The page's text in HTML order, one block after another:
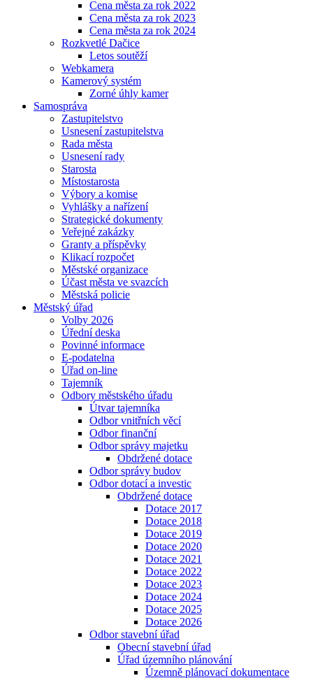
Cena města za rok 2022
Cena města za rok 2023
Cena města za rok 2024
Rozkvetlé Dačice
Letos soutěží
Webkamera
Kamerový systém
Zorné úhly kamer
Samospráva
Zastupitelstvo
Usnesení zastupitelstva
Rada města
Usnesení rady
Starosta
Místostarosta
Výbory a komise
Vyhlášky a nařízení
Strategické dokumenty
Veřejné zakázky
Granty a příspěvky
Klikací rozpočet
Městské organizace
Účast města ve svazcích
Městská policie
Městský úřad
Volby 2026
Úřední deska
Povinné informace
E-podatelna
Úřad on-line
Tajemník
Odbory městského úřadu
Útvar tajemníka
Odbor vnitřních věcí
Odbor finanční
Odbor správy majetku
Obdržené dotace
Odbor správy budov
Odbor dotací a investic
Obdržené dotace
Dotace 2017
Dotace 2018
Dotace 2019
Dotace 2020
Dotace 2021
Dotace 2022
Dotace 2023
Dotace 2024
Dotace 2025
Dotace 2026
Odbor stavební úřad
Obecní stavební úřad
Úřad územního plánování
Územně plánovací dokumentace